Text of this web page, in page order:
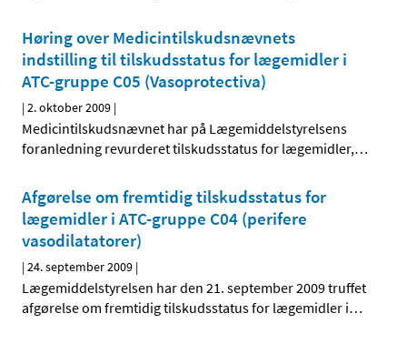
Høring over Medicintilskudsnævnets
indstilling til tilskudsstatus for lægemidler i
ATC-gruppe C05 (Vasoprotectiva)
|2. oktober 2009 |
Medicintilskudsnævnet har på Lægemiddelstyrelsens
foranledning revurderet tilskudsstatus for lægemidler,…
Afgørelse om fremtidig tilskudsstatus for
lægemidler i ATC-gruppe C04 (perifere
vasodilatatorer)
|24. september 2009 |
Lægemiddelstyrelsen har den 21. september 2009 truffet
afgørelse om fremtidig tilskudsstatus for lægemidler i…